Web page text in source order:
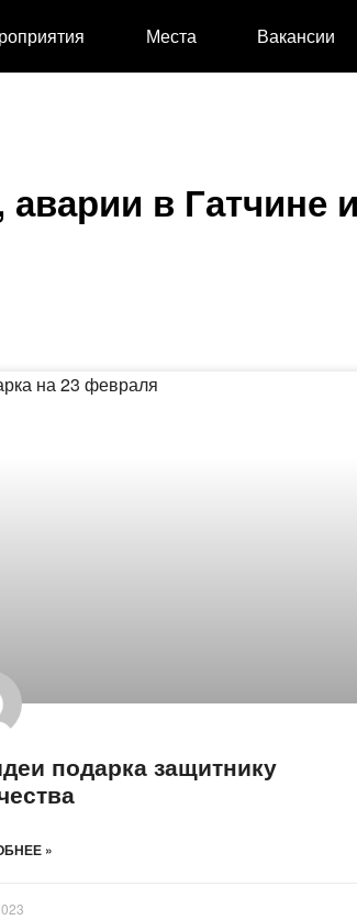
Места Вакансии
в Гатчине
подарка защитнику
»